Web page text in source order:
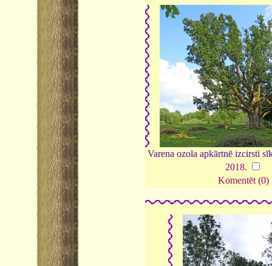
Varena ozola apkārtnē izcirsti
2018.
Komentēt (0)